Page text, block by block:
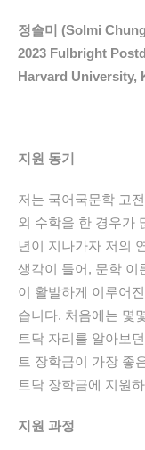
정솔미 (Solmi
2023 Fulbright
Harvard University,
지원 동기
저는 국어국문학 고
외 수학을 한 경우가
년이 지나가자 저의
생각이 들어, 문학 이
이 활발하게 이루어
습니다. 처음에는 몇
트닥 자리를 알아보
트 장학금이 가장 좋
트닥 장학금에 지원
지원 과정